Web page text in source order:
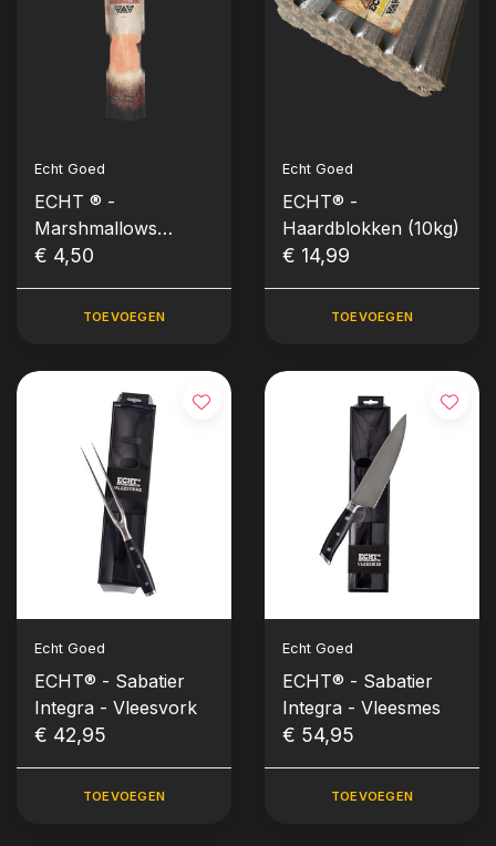
Echt Goed
ECHT ® -
Marshmallows
(Oranje)
€ 4,50
TOEVOEGEN
Echt Goed
ECHT® -
Haardblokken (10kg)
€ 14,99
TOEVOEGEN
Echt Goed
ECHT® - Sabatier
Integra - Vleesvork
€ 42,95
TOEVOEGEN
Echt Goed
ECHT® - Sabatier
Integra - Vleesmes
€ 54,95
TOEVOEGEN